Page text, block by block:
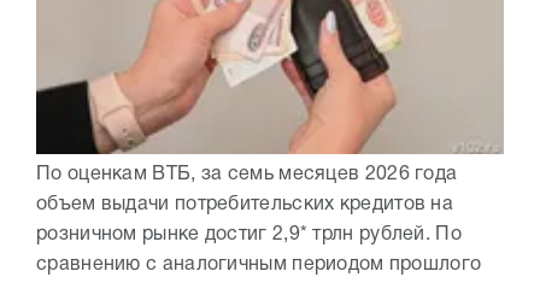
По оценкам ВТБ, за семь месяцев 2026 года
объем выдачи потребительских кредитов на
розничном рынке достиг 2,9* трлн рублей. По
сравнению с аналогичным периодом прошлого